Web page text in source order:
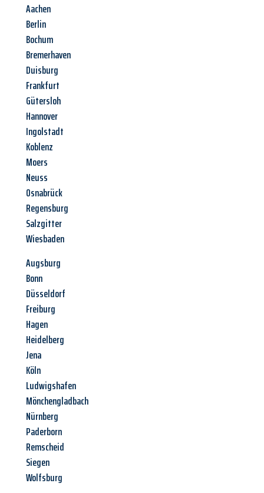
Aachen
Berlin
Bochum
Bremerhaven
Duisburg
Frankfurt
Gütersloh
Hannover
Ingolstadt
Koblenz
Moers
Neuss
Osnabrück
Regensburg
Salzgitter
Wiesbaden
Augsburg
Bonn
Düsseldorf
Freiburg
Hagen
Heidelberg
Jena
Köln
Ludwigshafen
Mönchengladbach
Nürnberg
Paderborn
Remscheid
Siegen
Wolfsburg